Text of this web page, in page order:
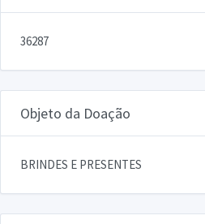
36287
Objeto da Doação
BRINDES E PRESENTES